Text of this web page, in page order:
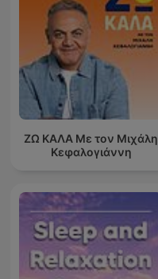
ΖΩ ΚΑΛΑ Με τον Μιχάλη
Κεφαλογιάννη